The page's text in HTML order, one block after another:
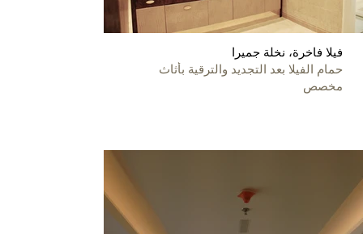
فيلا فاخرة، نخلة جميرا
حمام الفيلا بعد التجديد والترقية بأثاث
مخصص